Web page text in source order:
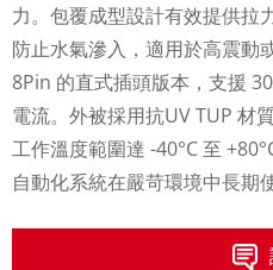
力。包覆成型設計有效提供拉
防止水氣滲入，適用於高震動
8Pin 的直式插頭版本，支援
電流。外被採用抗UV TUP 材
工作溫度範圍達 -40°C 至
自動化系統在嚴苛環境中長期使